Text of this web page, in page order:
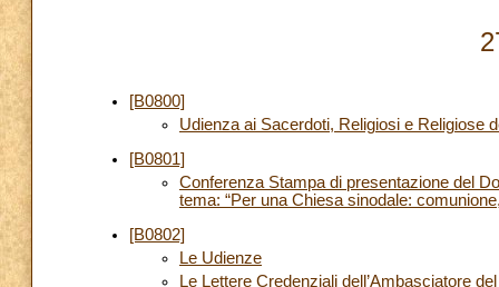
[B0800]
Udienza ai Sacerdoti, Religiosi e Religiose
[B0801]
Conferenza Stampa di presentazione del
tema: “Per una Chiesa sinodale:
[B0802]
Le Udienze
Le Lettere Credenziali dell’Ambasciatore